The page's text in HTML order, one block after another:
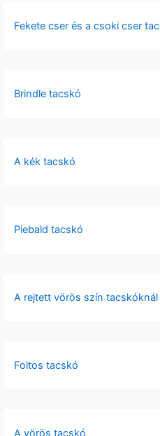
Fekete cser és a csoki cser
Brindle tacskó
A kék tacskó
Piebald tacskó
A rejtett vörös szín tacskóknál
Foltos tacskó
A vörös tacskó